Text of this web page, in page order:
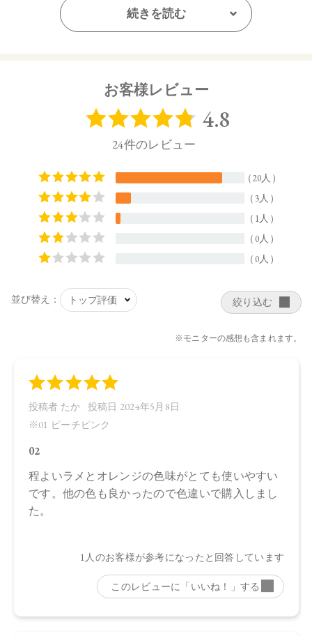
Ｇ－６０水添ヒマシ油、ジェランガム、ベンジルアルコー
ール、クエン酸Ｎａ、アクリレーツコポリマーアンモニウ
スインジカ種子油、オリーブ果実油、ホホバ種子油、トリ
キス、ラベンダー花エキス、カミツレ花エキス、クリスマム
マリチマムエキス、トコフェロール、（＋／－）マイカ、酸
化チタン、酸化鉄、ホウケイ酸（Ｃａ／Ａｌ）、グンジョ
ウ、カオリン、水酸化Ａｌ、酸化スズ
【原産国】
【メーカー品番】
03…4580742226228
04…4580742226235
【店舗発売日】
Biople 2022/8/8
Make↗Kitchen 2022/8/2
to/one 2022/8/2
※店舗での取り扱いや詳しい在庫状況につきましては、各店
舗にお問い合わせください。
※通常はご注文より１～３営業日での発送となります。
商品によっては、お届けまで１～２週間かかる場合がござい
ますので予めご了承ください。
続きを読む
お客様レビュー